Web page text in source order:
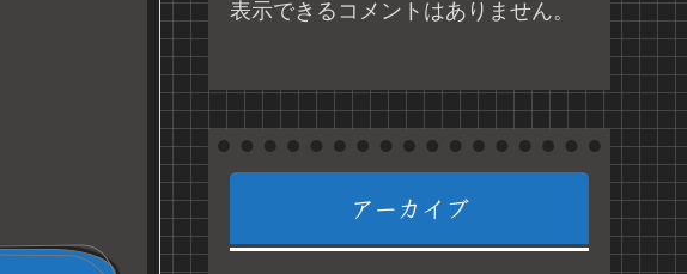
表示できるコメントはありません。
アーカイブ